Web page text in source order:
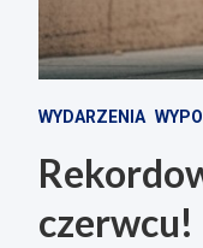
WYDARZENIA
czerwcu!